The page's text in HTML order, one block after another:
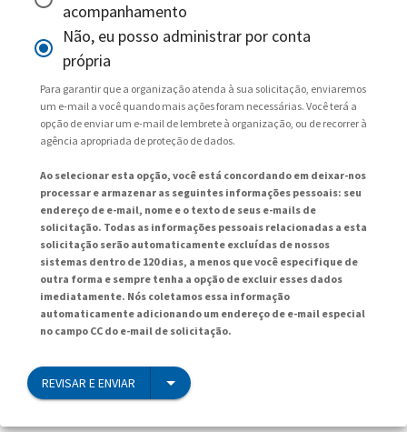
acompanhamento
Não, eu posso administrar por conta
própria
Para garantir que a organização atenda à sua solicitação, enviaremos
um e-mail a você quando mais ações foram necessárias. Você terá a
opção de enviar um e-mail de lembrete à organização, ou de recorrer à
agência apropriada de proteção de dados.
Ao selecionar esta opção, você está concordando em deixar-nos
processar e armazenar as seguintes informações pessoais: seu
endereço de e-mail, nome e o texto de seus e-mails de
solicitação. Todas as informações pessoais relacionadas a esta
solicitação serão automaticamente excluídas de nossos
sistemas dentro de 120 dias, a menos que você especifique de
outra forma e sempre tenha a opção de excluir esses dados
imediatamente. Nós coletamos essa informação
automaticamente adicionando um endereço de e-mail especial
no campo CC do e-mail de solicitação.
REVISAR E ENVIAR